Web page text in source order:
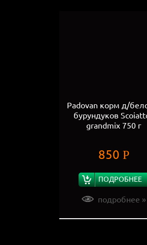
Padovan корм д/
бурундуков
grandmix 750 г
850 Р
ПОДРОБНЕЕ
подробнее »